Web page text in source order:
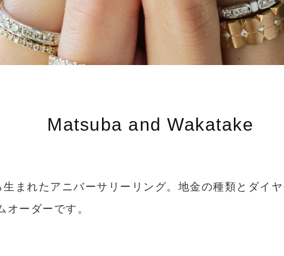
Matsuba and Wakatake
まれたアニバーサリーリング。地金の種類とダイ
ーダーです。